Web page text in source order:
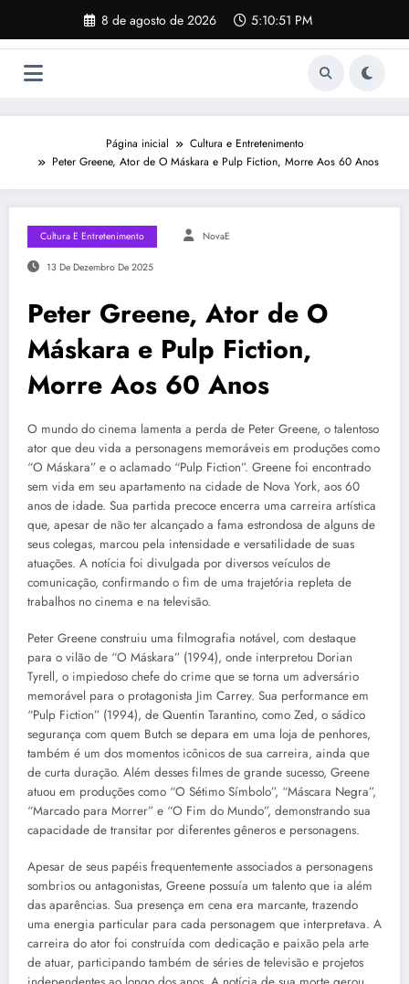
o
8 de agosto de 2026 5:10:52 PM
Página inicial
Cultura e Entretenimento
Peter Greene, Ator de O Máskara e Pulp Fiction, Morre Aos 60 Anos
Cultura E Entretenimento NovaE
13 De Dezembro De 2025
Peter Greene, Ator de O
Máskara e Pulp Fiction,
Morre Aos 60 Anos
O mundo do cinema lamenta a perda de Peter Greene, o talentoso
ator que deu vida a personagens memoráveis em produções como
“O Máskara” e o aclamado “Pulp Fiction”. Greene foi encontrado
sem vida em seu apartamento na cidade de Nova York, aos 60
anos de idade. Sua partida precoce encerra uma carreira artística
que, apesar de não ter alcançado a fama estrondosa de alguns de
seus colegas, marcou pela intensidade e versatilidade de suas
atuações. A notícia foi divulgada por diversos veículos de
comunicação, confirmando o fim de uma trajetória repleta de
trabalhos no cinema e na televisão.
Peter Greene construiu uma filmografia notável, com destaque
para o vilão de “O Máskara” (1994), onde interpretou Dorian
Tyrell, o impiedoso chefe do crime que se torna um adversário
memorável para o protagonista Jim Carrey. Sua performance em
“Pulp Fiction” (1994), de Quentin Tarantino, como Zed, o sádico
segurança com quem Butch se depara em uma loja de penhores,
também é um dos momentos icônicos de sua carreira, ainda que
de curta duração. Além desses filmes de grande sucesso, Greene
atuou em produções como “O Sétimo Símbolo”, “Máscara Negra”,
“Marcado para Morrer” e “O Fim do Mundo”, demonstrando sua
capacidade de transitar por diferentes gêneros e personagens.
Apesar de seus papéis frequentemente associados a personagens
sombrios ou antagonistas, Greene possuía um talento que ia além
das aparências. Sua presença em cena era marcante, trazendo
uma energia particular para cada personagem que interpretava. A
carreira do ator foi construída com dedicação e paixão pela arte
de atuar, participando também de séries de televisão e projetos